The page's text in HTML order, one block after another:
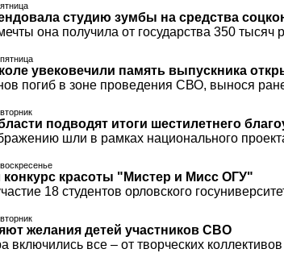
студию зумбы на средства
она получила от государства 350 тысяч
увековечили память выпускника
погиб в зоне проведения СВО, вынося
подводят итоги шестилетнего
шли в рамках национального
красоты "Мистер и Мисс ОГУ"
18 студентов орловского
желания детей участников СВО
все – от творческих